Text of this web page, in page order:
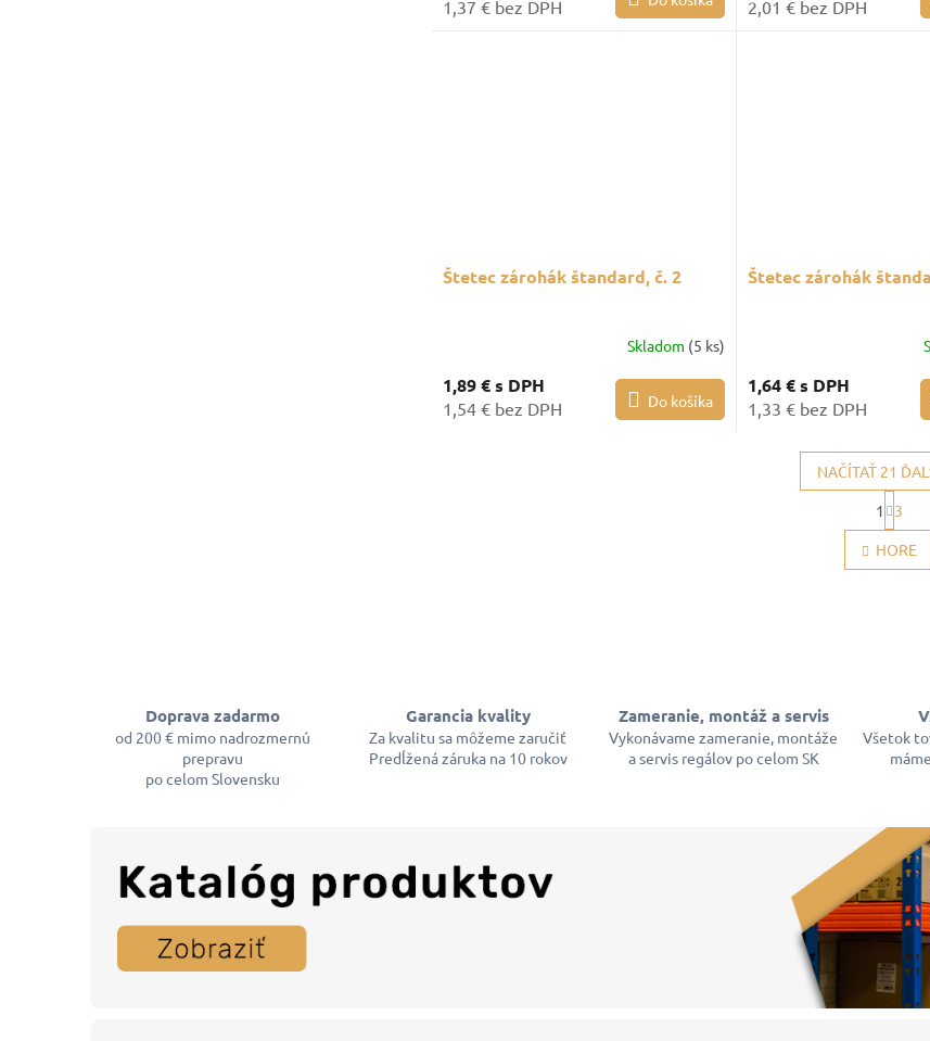
1,37 € bez DPH 2,01 € bez DPH
Štetec zárohák štandard, č. 2
Skladom (5 ks)
1,89 €s DPH
1,54 € bez DPH Do košíka
Štetec zárohák
1,64 €s DPH
1,33 € bez DPH
O
v
l
v
k
ý
i
s
u
NAČÍTAŤ 21
S
t
r
á
n
1 3
HORE
Doprava zadarmo
od 200 € mimo nadrozmernú
prepravu
po celom Slovensku
Garancia kvality
Za kvalitu sa môžeme zaručiť
Predĺžená záruka na 10 rokov
Zameranie, montáž a servis
Vykonávame zameranie, montáže
a servis regálov po celom SK
Všetok